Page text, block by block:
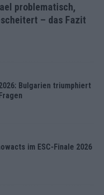
problematisch,
– das Fazit
Bulgarien triumphiert
im ESC-Finale 2026